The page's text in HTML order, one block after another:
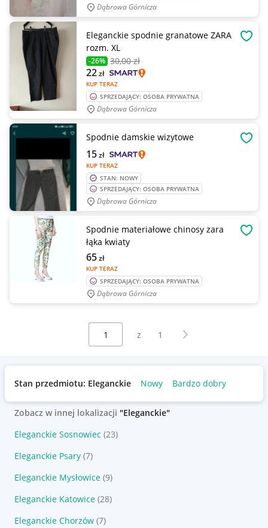
Dąbrowa Górnicza
Eleganckie spodnie granatowe ZARA
rozm. XL
-26% 30,00 zł
KUP TERAZ
22zł
SPRZEDAJĄCY: OSOBA PRYWATNA
Dąbrowa Górnicza
Spodnie damskie wizytowe
KUP TERAZ
15zł
STAN: NOWY
SPRZEDAJĄCY: OSOBA PRYWATNA
Dąbrowa Górnicza
Spodnie materiałowe chinosy zara
łąka kwiaty
KUP TERAZ
65zł
SPRZEDAJĄCY: OSOBA PRYWATNA
Dąbrowa Górnicza
Wybierz stronę:
z 1 Następna strona
Stan przedmiotu: Eleganckie Nowy Bardzo dobry
Zobacz w innej lokalizacji "Eleganckie"
Eleganckie Sosnowiec (23)
Eleganckie Psary (7)
Eleganckie Mysłowice (9)
Eleganckie Katowice (28)
Eleganckie Chorzów (7)